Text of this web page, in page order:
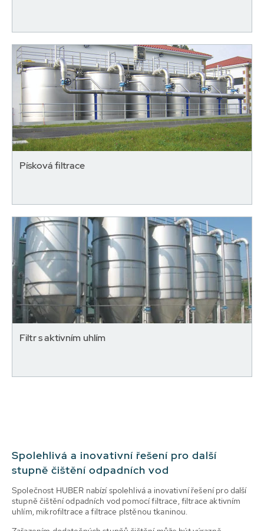
Písková filtrace
Filtr s aktivním uhlím
Spolehlivá a inovativní řešení pro další
stupně čištění odpadních vod
Společnost HUBER nabízí spolehlivá a inovativní řešení pro další
stupně čištění odpadních vod pomocí filtrace, filtrace aktivním
uhlím, mikrofiltrace a filtrace plstěnou tkaninou.